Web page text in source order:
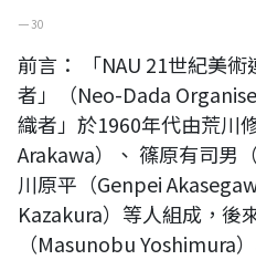
一 30
前言： 「NAU 21世紀美
者」（Neo-Dada
織者」於1960年代由荒川
Arakawa）、 篠原有司男
川原平（Genpei
Kazakura）等人組成，後
（Masunobu Yoshimura